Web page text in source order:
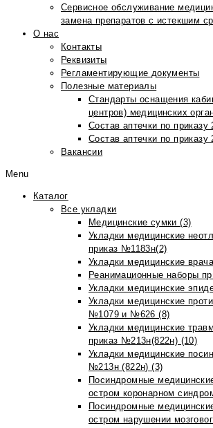
Сервисное обслуживание
замена препаратов с истекшим
О нас
Контакты
Реквизиты
Регламентирующие документы
Полезные материалы
Стандарты оснащения
центров) медицинских
Состав аптечки по приказу
Состав аптечки по приказу
Вакансии
Menu
Каталог
Все укладки
Медицинские сумки (3)
Укладки медицинские
приказ №1183н(2)
Укладки медицинские
Реанимационные наборы
Укладки медицинские
Укладки медицинские
№1079 и №626 (8)
Укладки медицинские
приказ №213н(822н) (10)
Укладки медицинские
№213н (822н) (3)
Посиндромные
остром коронарном
Посиндромные
остром нарушении